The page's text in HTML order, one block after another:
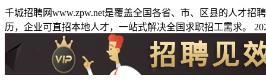
千城招聘网www.zpw.net是覆盖全国各省、市、区县的人才
历，企业可直招本地人才，一站式解决全国求职招工需求。